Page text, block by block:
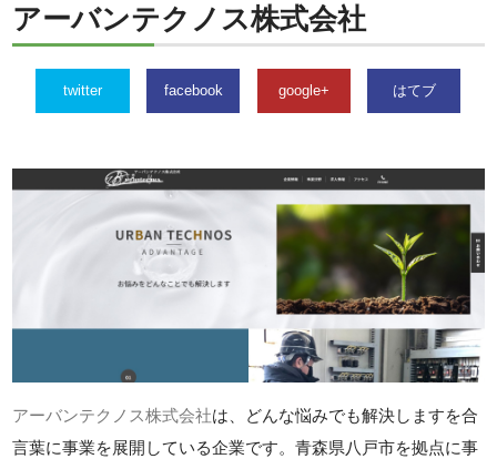
アーバンテクノス株式会社
twitter facebook google+ はてブ
アーバンテクノス株式会社は、どんな悩みでも解決しますを合
言葉に事業を展開している企業です。青森県八戸市を拠点に事